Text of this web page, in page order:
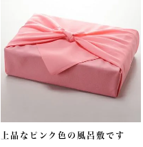
上品なピンク色の風呂敷です